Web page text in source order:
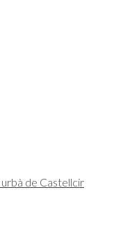
urbà de Castellcir